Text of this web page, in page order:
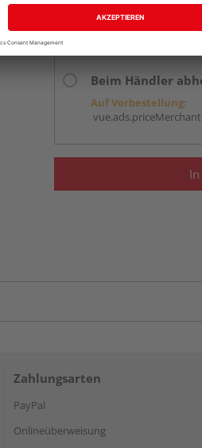
Auf Vorbestellung:
Beim Händler
Auf Vorbestellung:
Zahlungsarten
PayPal
Onlineüberweisung